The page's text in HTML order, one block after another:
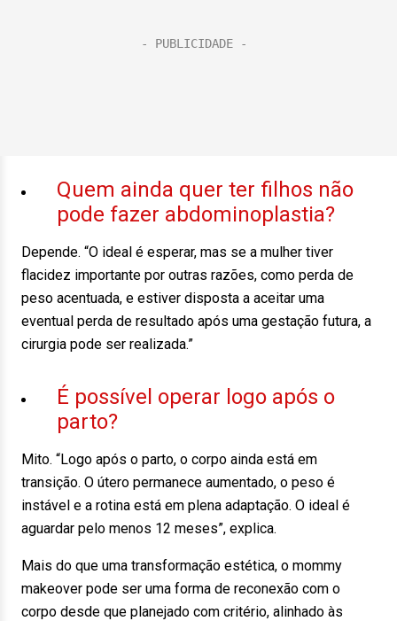
Quem ainda quer ter filhos não
pode fazer abdominoplastia?
Depende. “O ideal é esperar, mas se a mulher tiver
flacidez importante por outras razões, como perda de
peso acentuada, e estiver disposta a aceitar uma
eventual perda de resultado após uma gestação futura, a
cirurgia pode ser realizada.”
É possível operar logo após o
parto?
Mito. “Logo após o parto, o corpo ainda está em
transição. O útero permanece aumentado, o peso é
instável e a rotina está em plena adaptação. O ideal é
aguardar pelo menos 12 meses”, explica.
Mais do que uma transformação estética, o mommy
makeover pode ser uma forma de reconexão com o
corpo desde que planejado com critério, alinhado às